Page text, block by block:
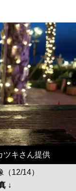
ツキさん提供
12/14）
↓